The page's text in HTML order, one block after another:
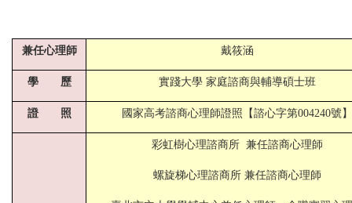
兼任心理師 戴筱涵
學 歷 實踐大學 家庭諮商與輔導碩士班
證 照 國家高考諮商心理師證照【諮心字第004240號】
彩虹樹心理諮商所 兼任諮商心理師
螺旋梯心理諮商所 兼任諮商心理師